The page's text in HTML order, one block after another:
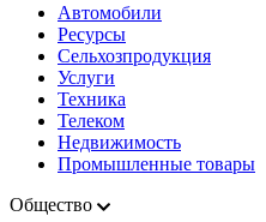
Автомобили
Ресурсы
Сельхозпродукция
Услуги
Техника
Телеком
Недвижимость
Промышленные товары
Общество